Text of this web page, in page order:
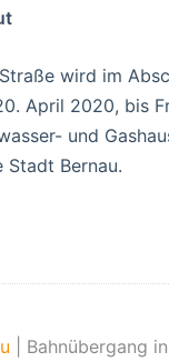
wird im
April 2020, bis
und
Stadt Bernau.
Bahnübergang